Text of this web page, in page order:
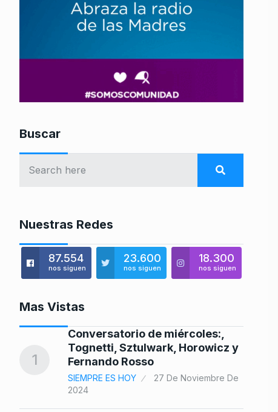
Buscar
Nuestras Redes
87.554
nos siguen
23.600
nos siguen
18.300
nos siguen
Mas Vistas
1
Conversatorio de miércoles:,
Tognetti, Sztulwark, Horowicz y
Fernando Rosso
SIEMPRE ES HOY
27 De Noviembre De
2024